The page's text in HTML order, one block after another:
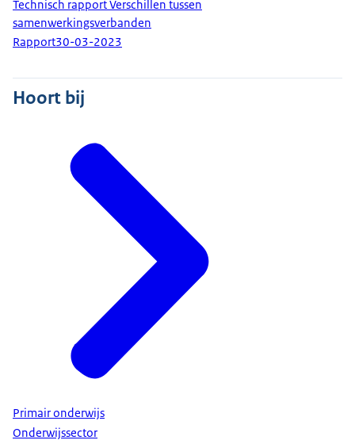
Technisch rapport Verschillen tussen
samenwerkingsverbanden
Rapport30-03-2023
Hoort bij
Primair onderwijs
Onderwijssector